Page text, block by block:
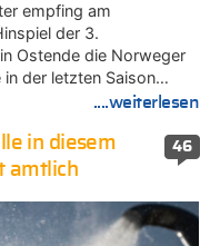
empfing am
der 3.
Ostende die Norweger
der letzten Saison…
....weiterlesen
46
in diesem
amtlich